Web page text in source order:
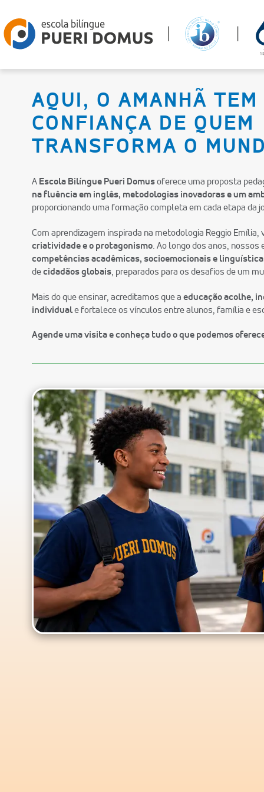
AQUI, O AMANHÃ TEM
CONFIANÇA DE QUEM
TRANSFORMA O
A Escola Bilíngue Pueri Domusoferece uma proposta
na fluência em inglês, metodologias inovadoras e um
proporcionando uma formação completa em cada etapa da
Com aprendizagem inspirada na metodologia Reggio
criatividade e o protagonismo . Ao longo dos anos,
competências acadêmicas, socioemocionais e
decidadãos globais , preparados para os desafios de um
Mais do que ensinar, acreditamos que a educação acolhe,
individuale fortalece os vínculos entre alunos, família e
Agende uma visita e conheça tudo o que podemos